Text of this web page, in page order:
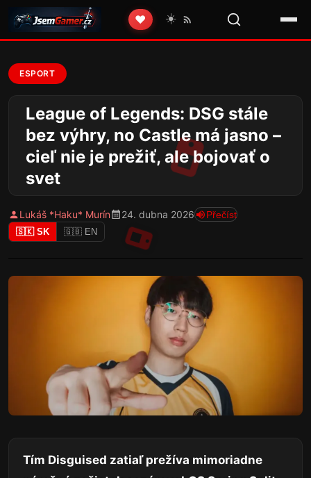
❤️ ☀️
ESPORT
League of Legends: DSG stále
bez výhry, no Castle má jasno –
cieľ nie je prežiť, ale bojovať o
svet
Lukáš *Haku* Murín 24. dubna 2026 Přečíst
🇸🇰 SK 🇬🇧 EN
Tím Disguised zatiaľ prežíva mimoriadne